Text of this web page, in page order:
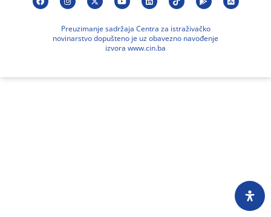
Preuzimanje sadržaja Centra za istraživačko
novinarstvo dopušteno je uz obavezno navođenje
izvora www.cin.ba